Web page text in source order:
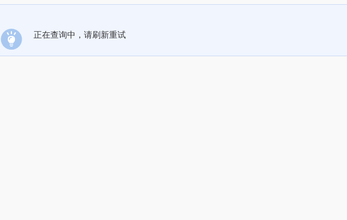
正在查询中，请刷新重试